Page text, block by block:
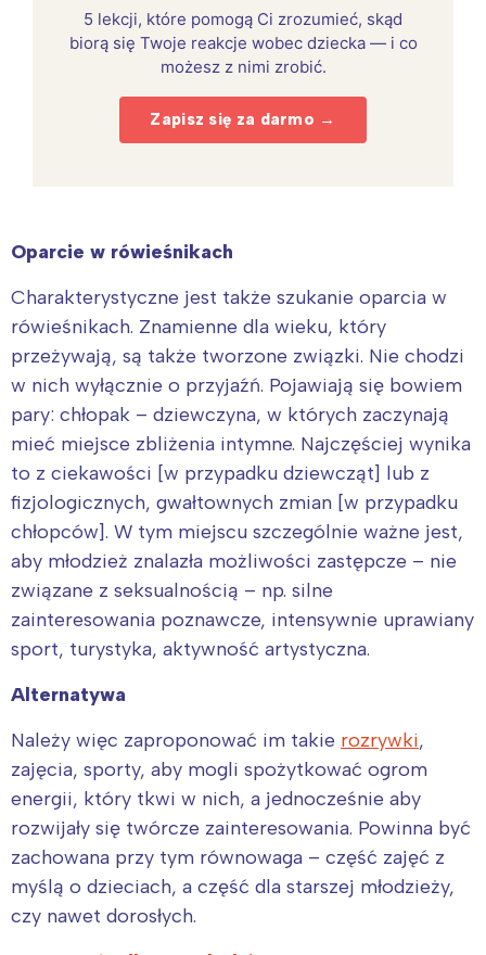
5 lekcji, które pomogą Ci zrozumieć, skąd
biorą się Twoje reakcje wobec dziecka — i co
możesz z nimi zrobić.
Zapisz się za darmo →
Oparcie w rówieśnikach
Charakterystyczne jest także szukanie oparcia w
rówieśnikach. Znamienne dla wieku, który
przeżywają, są także tworzone związki. Nie chodzi
w nich wyłącznie o przyjaźń. Pojawiają się bowiem
pary: chłopak – dziewczyna, w których zaczynają
mieć miejsce zbliżenia intymne. Najczęściej wynika
to z ciekawości [w przypadku dziewcząt] lub z
fizjologicznych, gwałtownych zmian [w przypadku
chłopców]. W tym miejscu szczególnie ważne jest,
aby młodzież znalazła możliwości zastępcze – nie
związane z seksualnością – np. silne
zainteresowania poznawcze, intensywnie uprawiany
sport, turystyka, aktywność artystyczna.
Alternatywa
Należy więc zaproponować im takie rozrywki,
zajęcia, sporty, aby mogli spożytkować ogrom
energii, który tkwi w nich, a jednocześnie aby
rozwijały się twórcze zainteresowania. Powinna być
zachowana przy tym równowaga – część zajęć z
myślą o dzieciach, a część dla starszej młodzieży,
czy nawet dorosłych.